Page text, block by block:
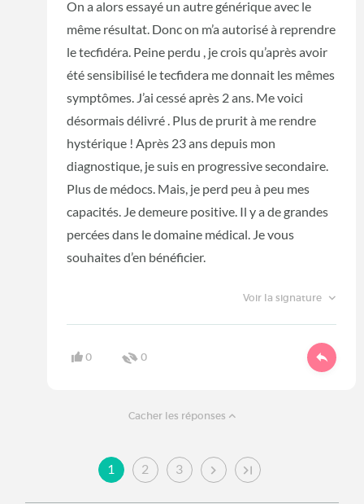
On a alors essayé un autre générique avec le
même résultat. Donc on m’a autorisé à reprendre
le tecfidéra. Peine perdu , je crois qu’après avoir
été sensibilisé le tecfidera me donnait les mêmes
symptômes. J’ai cessé après 2 ans. Me voici
désormais délivré . Plus de prurit à me rendre
hystérique ! Après 23 ans depuis mon
diagnostique, je suis en progressive secondaire.
Plus de médocs. Mais, je perd peu à peu mes
capacités. Je demeure positive. Il y a de grandes
percées dans le domaine médical. Je vous
souhaites d’en bénéficier.
Voir la signature
0 0
Cacher les réponses
1 2 3